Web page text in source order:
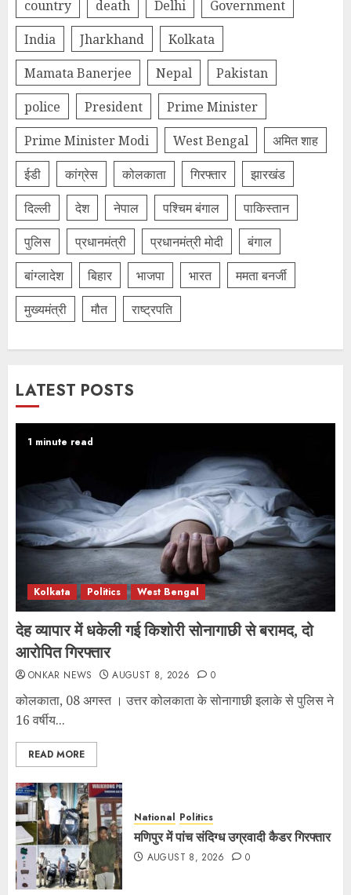
country death Delhi
Government
India
Jharkhand
Kolkata
Mamata Banerjee
Nepal
Pakistan
police
President
Prime Minister
Prime Minister Modi
West Bengal
अमित शाह
ईडी
कांग्रेस कोलकाता गिरफ्तार
झारखंड
दिल्‍ली
देश नेपाल पश्चिम बंगाल
पाकिस्तान
पुलिस
प्रधानमंत्री प्रधानमंत्री मोदी
बंगाल
बांग्लादेश
बिहार भाजपा भारत
ममता बनर्जी
मुख्यमंत्री
मौत राष्ट्रपति
LATEST POSTS
1 minute read
Kolkata Politics West Bengal
देह व्यापार में धकेली गई किशोरी सोनागाछी से बरामद, दो
आरोपित गिरफ्तार
ONKAR NEWS AUGUST 8, 2026 0
कोलकाता, 08 अगस्त । उत्तर कोलकाता के सोनागाछी इलाके से पुलिस ने
16 वर्षीय...
READ MORE
National Politics
मणिपुर में पांच संदिग्ध उग्रवादी कैडर गिरफ्तार
AUGUST 8, 2026 0